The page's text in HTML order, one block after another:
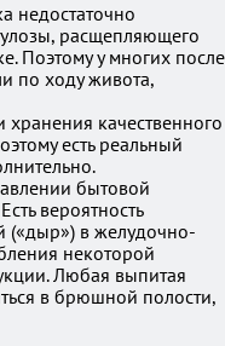
недостаточно
расщепляющего
Поэтому у многих после
по ходу живота,
качественного
есть реальный
бытовой
вероятность
(«дыр») в желудочно-
некоторой
Любая выпитая
в брюшной полости,